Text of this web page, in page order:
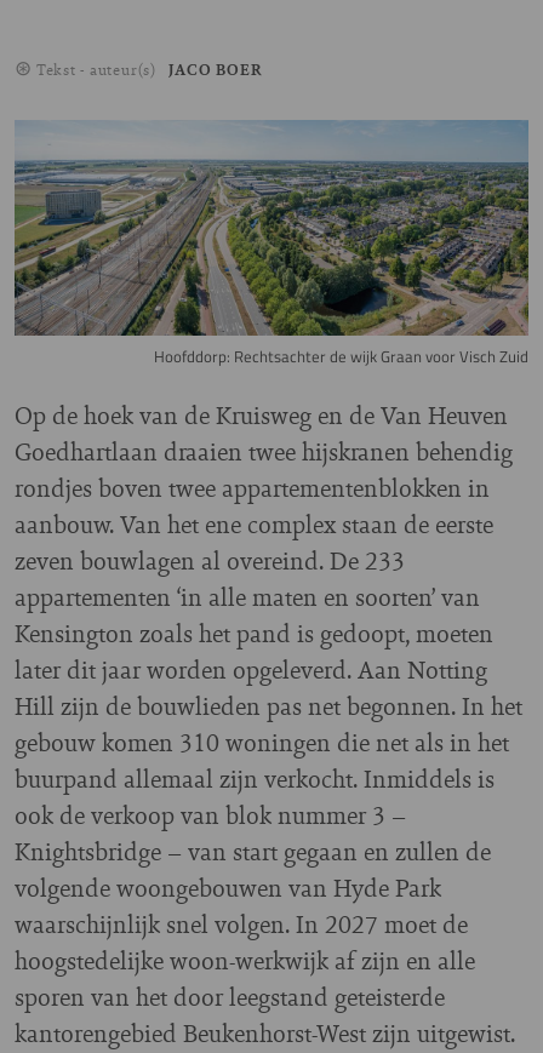
Tekst - auteur(s) JACO BOER
Hoofddorp: Rechtsachter de wijk Graan voor Visch Zuid
Op de hoek van de Kruisweg en de Van Heuven
Goedhartlaan draaien twee hijskranen behendig
rondjes boven twee appartementenblokken in
aanbouw. Van het ene complex staan de eerste
zeven bouwlagen al overeind. De 233
appartementen ‘in alle maten en soorten’ van
Kensington zoals het pand is gedoopt, moeten
later dit jaar worden opgeleverd. Aan Notting
Hill zijn de bouwlieden pas net begonnen. In het
gebouw komen 310 woningen die net als in het
buurpand allemaal zijn verkocht. Inmiddels is
ook de verkoop van blok nummer 3 –
Knightsbridge – van start gegaan en zullen de
volgende woongebouwen van Hyde Park
waarschijnlijk snel volgen. In 2027 moet de
hoogstedelijke woon-werkwijk af zijn en alle
sporen van het door leegstand geteisterde
kantorengebied Beukenhorst-West zijn uitgewist.